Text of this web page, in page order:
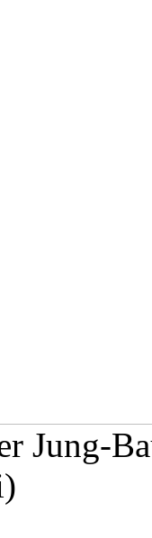
Jung-